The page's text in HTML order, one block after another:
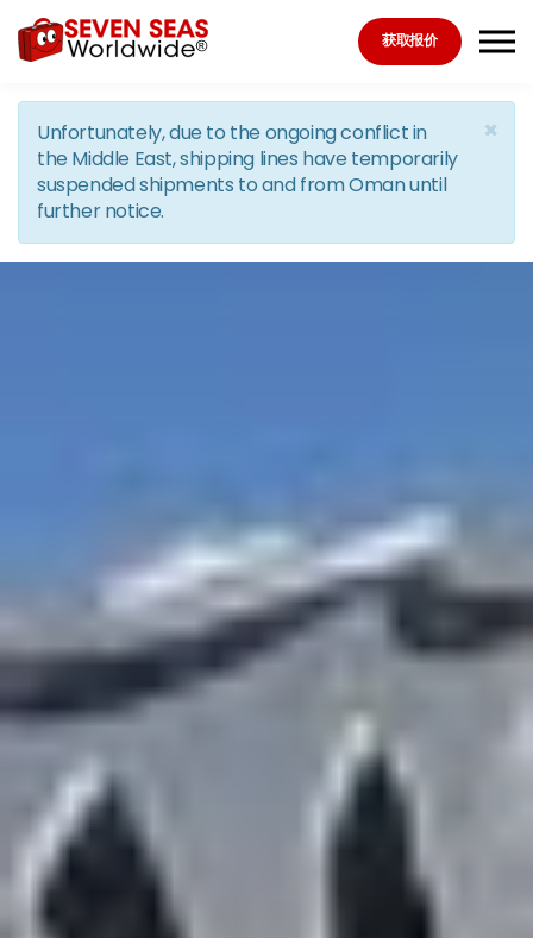
Skip to the content
获取报价
×
Unfortunately, due to the ongoing conflict in
the Middle East, shipping lines have temporarily
suspended shipments to and from Oman until
further notice.